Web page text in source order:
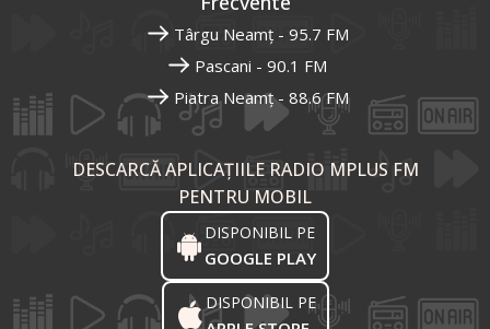
Târgu Neamț - 95.7 FM
Pascani - 90.1 FM
Piatra Neamț - 88.6 FM
DESCARCĂ APLICAȚIILE RADIO MPLUS FM
PENTRU MOBIL
DISPONIBIL PE
GOOGLE PLAY
DISPONIBIL PE